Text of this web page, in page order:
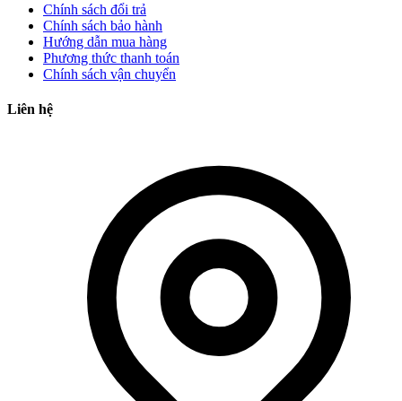
Chính sách đổi trả
Chính sách bảo hành
Hướng dẫn mua hàng
Phương thức thanh toán
Chính sách vận chuyển
Liên hệ